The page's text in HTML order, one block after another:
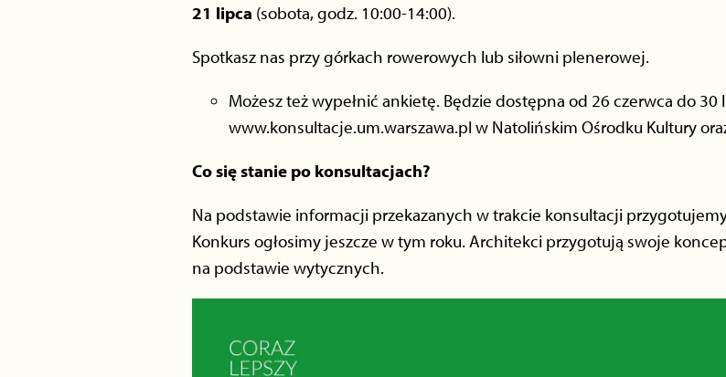
21 lipca (sobota, godz. 10:00-14:00).
Spotkasz nas przy górkach rowerowych lub siłowni plenerowej.
Możesz też wypełnić ankietę. Będzie dostępna od 26 czerwca do 30
www.konsultacje.um.warszawa.pl w Natolińskim Ośrodku Kultury
Co się stanie po konsultacjach?
Na podstawie informacji przekazanych w trakcie konsultacji
Konkurs ogłosimy jeszcze w tym roku. Architekci przygotują swoje
na podstawie wytycznych.